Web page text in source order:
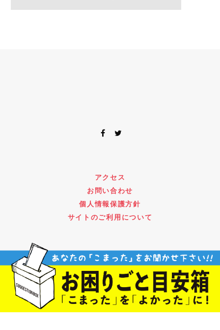
アクセス
お問い合わせ
個人情報保護方針
サイトのご利用について
Copyright © VALT Co.,Ltd. All Rights Reserved.